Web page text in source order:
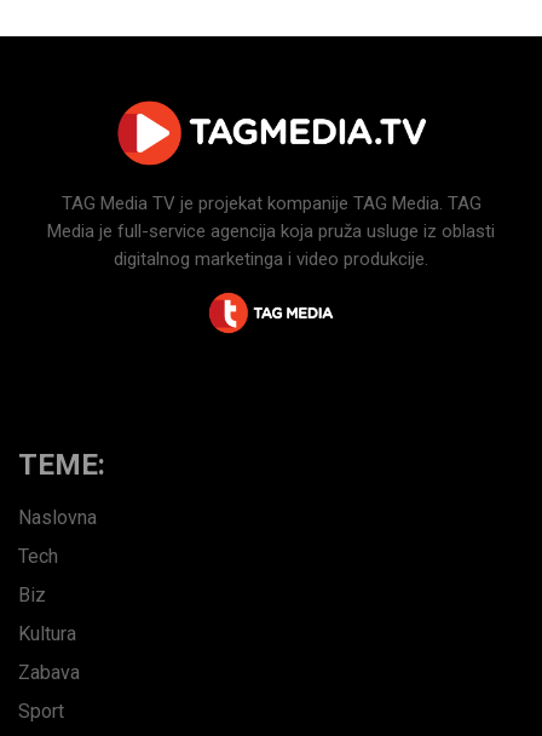
TAG Media TV je projekat kompanije TAG Media. TAG
Media je full-service agencija koja pruža usluge iz oblasti
digitalnog marketinga i video produkcije.
TEME:
Naslovna
Tech
Biz
Kultura
Zabava
Sport